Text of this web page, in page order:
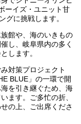
ーイズ・ユニット甘
グに挑戦します。
館や、海のいきもの
し、岐阜県内の多く
します。
対策プロジェクト
BLUE」の一環で開
を引き継ぐため、海
ます。ご多忙の折、
の上、ご出席くださ